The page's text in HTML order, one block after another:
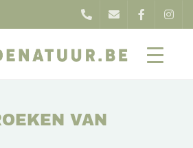
VAN